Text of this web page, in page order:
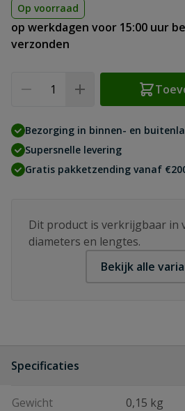
Op voorraad
op werkdagen voor 15:00 uur
verzonden
Bezorging in binnen- en
Supersnelle levering
Gratis pakketzending vanaf
Dit product is verkrijgbaar in
diameters en lengtes.
Bekijk alle
Specificaties
Gewicht 0,15 kg